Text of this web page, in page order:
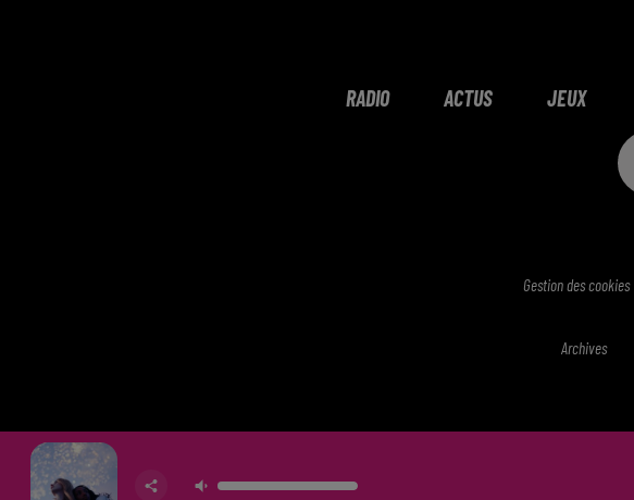
RADIO ACTUS JEUX
Gestion des cookies
Archives